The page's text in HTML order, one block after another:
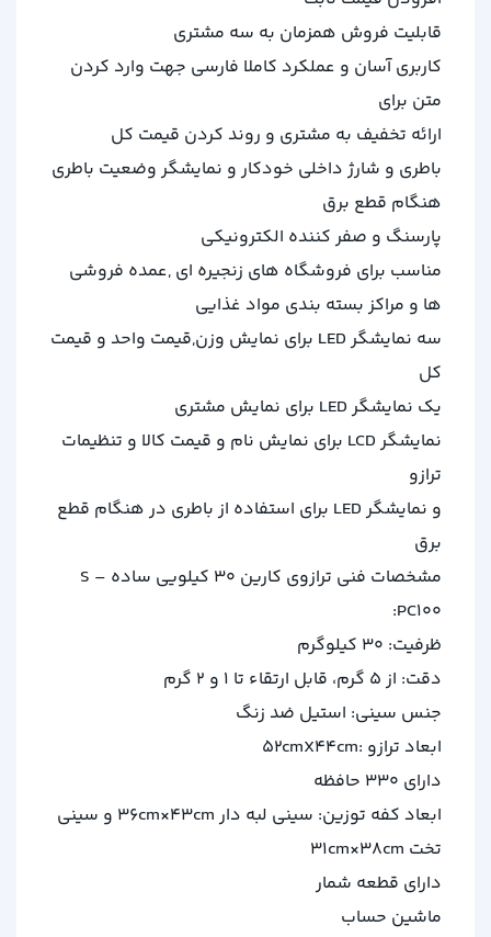
قابلیت فروش همزمان به سه مشتری
کاربری آسان و عملکرد کاملا فارسی جهت وارد کردن
متن برای
ارائه تخفیف به مشتری و روند کردن قیمت کل
باطری و شارژ داخلی خودکار و نمایشگر وضعیت باطری
هنگام قطع برق
پارسنگ و صفر کننده الکترونیکی
مناسب برای فروشگاه های زنجیره ای ,عمده فروشی
ها و مراکز بسته بندی مواد غذایی
سه نمایشگر LED برای نمایش وزن,قیمت واحد و قیمت
کل
یک نمایشگر LED برای نمایش مشتری
نمایشگر LCD برای نمایش نام و قیمت کالا و تنظیمات
ترازو
و نمایشگر LED برای استفاده از باطری در هنگام قطع
برق
مشخصات فنی ترازوی کارین 30 کیلویی ساده S –
PC100:
ظرفیت: 30 کیلوگرم
دقت: از 5 گرم، قابل ارتقاء تا 1 و 2 گرم
جنس سینی: استیل ضد زنگ
ابعاد ترازو :۵۲cmX44cm
دارای ۳۳۰ حافظه
ابعاد کفه توزین: سینی لبه دار ۳۶cm×۴۳cm و سینی
تخت ۳۱cm×۳۸cm
دارای قطعه شمار
ماشین حساب